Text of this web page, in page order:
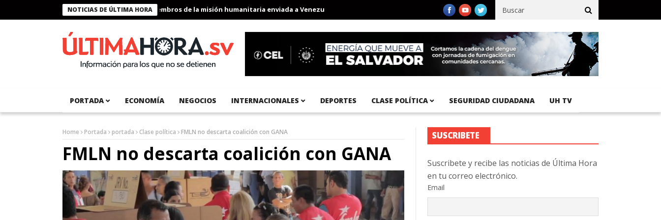
NOTICIAS DE ÚLTIMA HORA
Presidente Bukele condecora a miembros de la misión humanitaria enviada a Venezuela Aeropuerto Internacional del Pacífico registra 92 % de avance en obras de terracería
PORTADA ECONOMÍA NEGOCIOS INTERNACIONALES DEPORTES CLASE POLÍTICA SEGURIDAD CIUDADANA UH TV
Home Portada portada Clase política FMLN no descarta coalición con GANA
FMLN no descarta coalición con GANA
SUSCRIBETE
Suscribete y recibe las noticias de Última Hora
en tu correo electrónico.
Email